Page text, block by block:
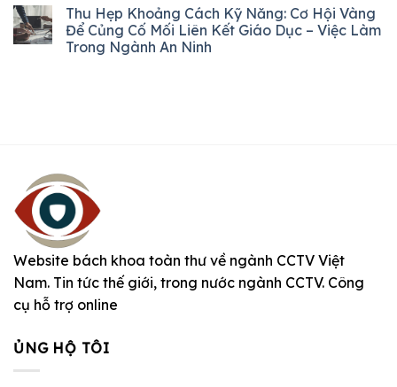
Thu Hẹp Khoảng Cách Kỹ Năng: Cơ Hội Vàng
Để Củng Cố Mối Liên Kết Giáo Dục – Việc Làm
Trong Ngành An Ninh
Website bách khoa toàn thư về ngành CCTV Việt
Nam. Tin tức thế giới, trong nước ngành CCTV. Công
cụ hỗ trợ online
ỦNG HỘ TÔI